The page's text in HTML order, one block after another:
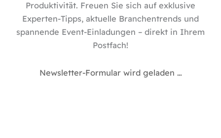
Produktivität. Freuen Sie sich auf exklusive
Experten-Tipps, aktuelle Branchentrends und
spannende Event-Einladungen – direkt in Ihrem
Postfach!
Newsletter-Formular wird geladen …